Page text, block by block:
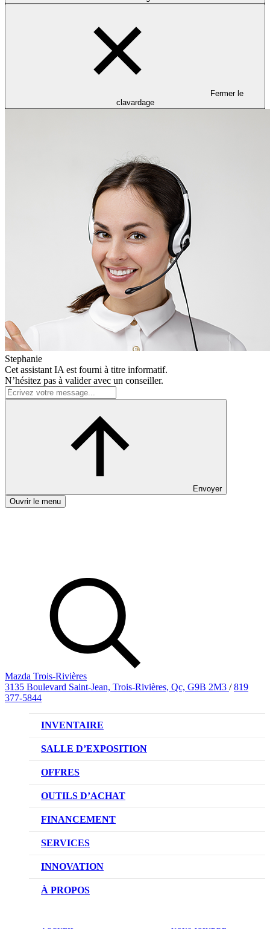
Fermer le
clavardage
Stephanie
Cet assistant IA est fourni à titre informatif.
N’hésitez pas à valider avec un conseiller.
Envoyer
Ouvrir le menu
Mazda Trois-Rivières
3135 Boulevard Saint-Jean, Trois-Rivières, Qc, G9B 2M3 / 819
377-5844
INVENTAIRE
VÉHICULES NEUFS
VÉHICULES D’OCCASION
SALLE D’EXPOSITION
OFFRES
OFFRES DU CONCESSIONNAIRE
OUTILS D’ACHAT
CONFIGUREZ VOTRE VÉHICULE
RÉSERVEZ UN ESSAI ROUTIER
DEMANDEZ UN PRIX
FINANCEMENT
NOTRE DIFFÉRENCE
DEMANDE DE CRÉDIT AUTO
SERVICES
NOTRE PROMESSE
PRENDRE UN RENDEZ-VOUS
INNOVATION
TECHNOLOGIE SKYACTIV
À PROPOS